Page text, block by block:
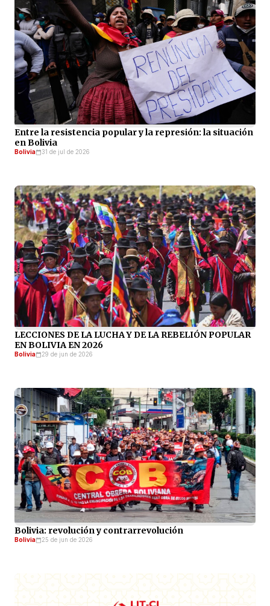
Entre la resistencia popular y la represión: la situación
en Bolivia
Bolivia 31 de jul de 2026
LECCIONES DE LA LUCHA Y DE LA REBELIÓN POPULAR
EN BOLIVIA EN 2026
Bolivia 29 de jun de 2026
Bolivia: revolución y contrarrevolución
Bolivia 25 de jun de 2026